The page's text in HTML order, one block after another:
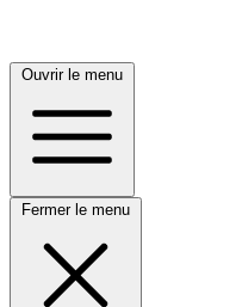
Ouvrir le menu
Fermer le menu